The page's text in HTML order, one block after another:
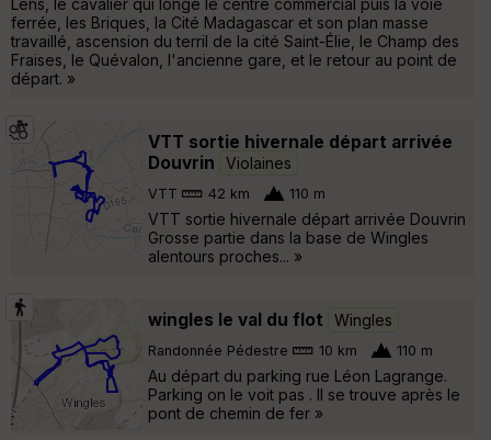
Lens, le cavalier qui longe le centre commercial puis la voie
ferrée, les Briques, la Cité Madagascar et son plan masse
travaillé, ascension du terril de la cité Saint-Élie, le Champ des
Fraises, le Quévalon, l'ancienne gare, et le retour au point de
départ. »
VTT sortie hivernale départ arrivée
Douvrin
Violaines
VTT 42 km 110 m
VTT sortie hivernale départ arrivée Douvrin
Grosse partie dans la base de Wingles
alentours proches... »
wingles le val du flot Wingles
Randonnée Pédestre 10 km 110 m
Au départ du parking rue Léon Lagrange.
Parking on le voit pas . Il se trouve après le
pont de chemin de fer »